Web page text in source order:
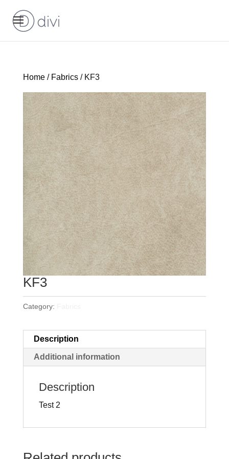
Home/ Fabrics/ KF3
KF3
Category:
Description
Additional information
Description
Test 2